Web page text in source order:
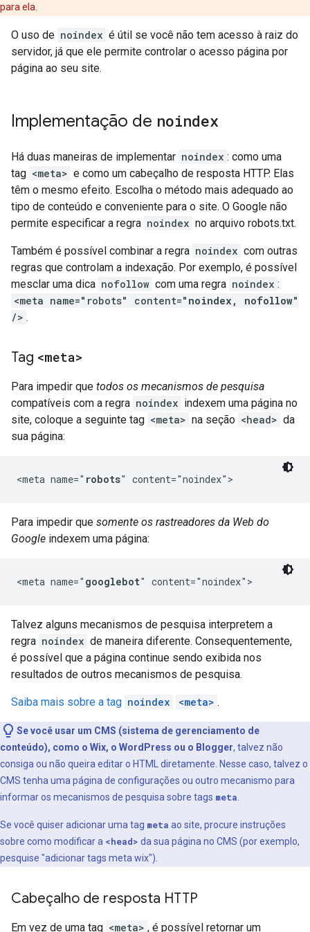
para ela.
O uso de noindex é útil se você não tem acesso à raiz do
servidor, já que ele permite controlar o acesso página por
página ao seu site.
Implementação de noindex
Há duas maneiras de implementar noindex : como uma
tag <meta> e como um cabeçalho de resposta HTTP. Elas
têm o mesmo efeito. Escolha o método mais adequado ao
tipo de conteúdo e conveniente para o site. O Google não
permite especificar a regra noindex no arquivo robots.txt.
Também é possível combinar a regra noindex com outras
regras que controlam a indexação. Por exemplo, é possível
mesclar uma dica nofollow com uma regra noindex :
<meta name="robots" content=" noindex, nofollow"
/> .
Tag <meta>
Para impedir que todos os mecanismos de pesquisa
compatíveis com a regra noindex indexem uma página no
site, coloque a seguinte tag <meta> na seção <head> da
sua página:
<meta name=" robots" content="noindex">
Para impedir que somente os rastreadores da Web do
Google indexem uma página:
<meta name=" googlebot" content="noindex">
Talvez alguns mecanismos de pesquisa interpretem a
regra noindex de maneira diferente. Consequentemente,
é possível que a página continue sendo exibida nos
resultados de outros mecanismos de pesquisa.
Saiba mais sobre a tag noindex <meta> .
Se você usar um CMS (sistema de gerenciamento de
conteúdo), como o Wix, o WordPress ou o Blogger, talvez não
consiga ou não queira editar o HTML diretamente. Nesse caso, talvez o
CMS tenha uma página de configurações ou outro mecanismo para
informar os mecanismos de pesquisa sobre tags meta
Se você quiser adicionar uma tag meta ao site, procure instruções
sobre como modificar a <head> da sua página no CMS (por exemplo,
pesquise "adicionar tags meta wix").
Cabeçalho de resposta HTTP
Em vez de uma tag <meta> , é possível retornar um